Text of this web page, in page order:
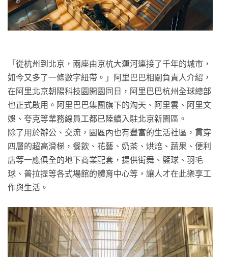
「從杭州到北京，兩座由京杭大運河連接了千年的城市，
如今又多了一條數字紐帶。」阿里巴巴相關負責人介紹，
在阿里北京朝陽科技園開園同日，阿里巴巴杭州全球總部
也正式啟用。阿里巴巴集團旗下的淘天、阿里雲、阿里文
娛、夸克等業務線員工都已陸續入駐北京新園區。
除了用於辦公、交流，園區內也有豐富的生活社區，貫穿
四層的超高滑梯，餐飲、花藝、奶茶、烘焙、蔬果、便利
店等一應俱全的地下商業配套，提供街舞、籃球、羽毛
球、普拉提等各式場館的體育中心等，讓人才在此樂享工
作與生活。